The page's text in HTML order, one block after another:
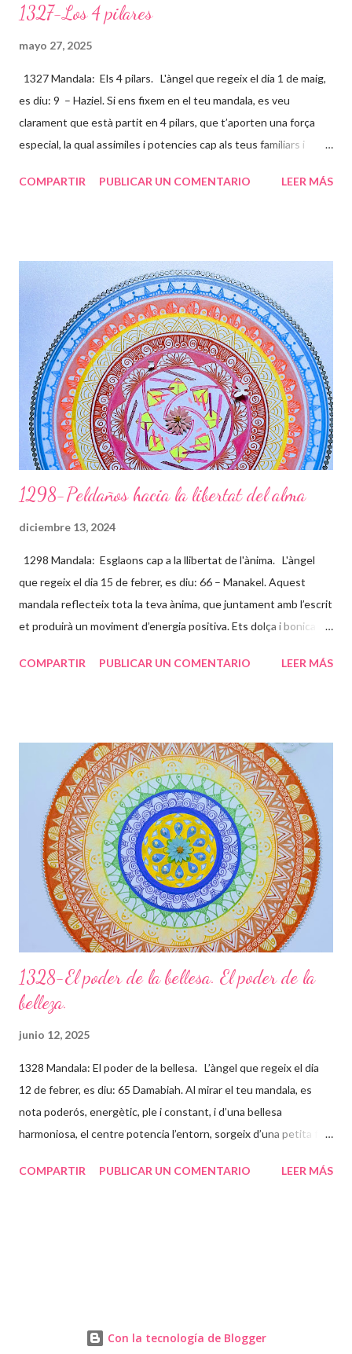
1327-Los 4 pilares
mayo 27, 2025
1327 Mandala: Els 4 pilars. L'àngel que regeix el dia 1 de maig,
es diu: 9 – Haziel. Si ens fixem en el teu mandala, es veu
clarament que està partit en 4 pilars, que t’aporten una força
especial, la qual assimiles i potencies cap als teus familiars i
ésser humà súper excepcional, i molts s’apropen a tu per sentir
representa la teva bellesa interna i externa que s’estén cap a
l’exterior de la teva ànima, projectant ones que van passant per
les diferents capes de l’aura, formant juntament amb la Divinitat
aquests dibuixos, que són petjades teves i seves, on t’ensenya
els camins per on has de transitar. La fada t’acompanya en
aquest camí, tens la gran sort d’haver compartit l’entr...
COMPARTIR PUBLICAR UN COMENTARIO LEER MÁS
1298-Peldaños hacia la libertat del alma
diciembre 13, 2024
1298 Mandala: Esglaons cap a la llibertat de l'ànima. L'àngel
que regeix el dia 15 de febrer, es diu: 66 – Manakel. Aquest
mandala reflecteix tota la teva ànima, que juntament amb l’escrit
et produirà un moviment d’energia positiva. Ets dolça i bonica
causes socials i t’entregues amb molt d’amor incondicional, per
trobant en aquest camí, que et toca viure, uns es pugen ràpids i
fàcils, d’altres lents i feixucs, però els vas superant fins arribar
juntament amb l’energia cap al lloc on ets TU realment. Les
papallones que t’acompanyen t’ajuden a transformar-te i que
puguis gaudir de tot el potencial meravellós que tens. Agraeix a
la vida tot el que et dóna, sigui b...
COMPARTIR PUBLICAR UN COMENTARIO LEER MÁS
1328-El poder de la bellesa. El poder de la
belleza.
junio 12, 2025
1328 Mandala: El poder de la bellesa. L’àngel que regeix el dia
12 de febrer, es diu: 65 Damabiah. Al mirar el teu mandala, es
nota poderós, energètic, ple i constant, i d’una bellesa
harmoniosa, el centre potencia l’entorn, sorgeix d’una petita flor
expandeix llum a través de tot el mandala. Tu i el teu ser
la transformació que busques i juntament amb la teva parella
COMPARTIR PUBLICAR UN COMENTARIO LEER MÁS
Con la tecnología de Blogger